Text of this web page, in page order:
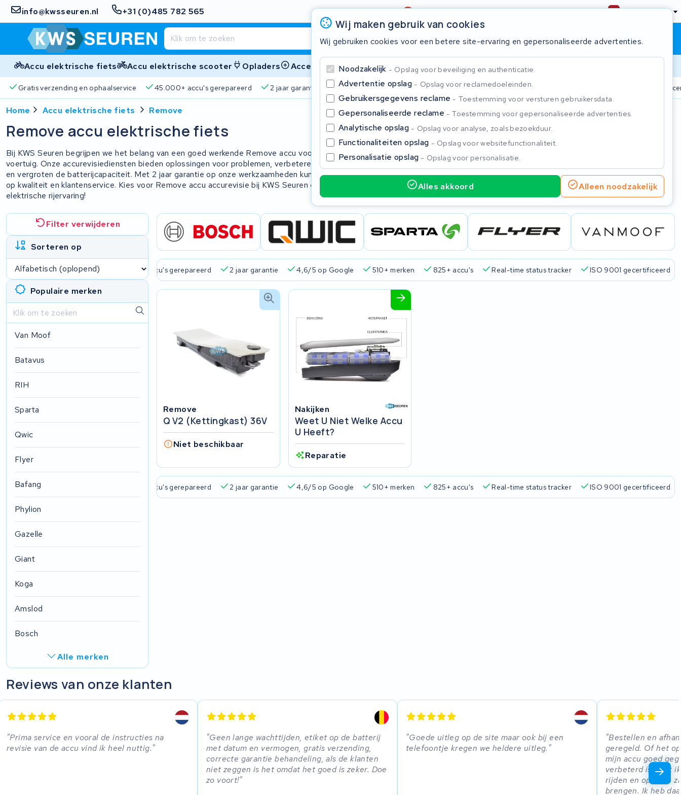
info@kwsseuren.nl +31 (0)485 782 565 Beoordeling4,6/5 Nederland
Winkelwagen Inloggen
Accu elektrische fiets Accu elektrische scooter Opladers Accessoires
Gratis verzending en ophaalservice 45.000+ accu's gerepareerd 2 jaar garantie 4,6/5 op Google 510+ merken 825+ accu's Real-time status tracker ISO 9001
Wij maken gebruik van cookies
Wij gebruiken cookies voor een betere site-ervaring en gepersonaliseerde advertenties.
Noodzakelijk Opslag voor beveiliging en authenticatie.
Advertentie opslag Opslag voor reclamedoeleinden.
Gebruikersgegevens reclame Toestemming voor versturen gebruikersdata.
Gepersonaliseerde reclame Toestemming voor gepersonaliseerde advertenties.
Analytische opslag Opslag voor analyse, zoals bezoekduur.
Functionaliteiten opslag Opslag voor websitefunctionaliteit.
Personalisatie opslag Opslag voor personalisatie.
Alles akkoord Alleen noodzakelijk
Home Accu elektrische fiets Remove
Remove accu elektrische fiets
Bij KWS Seuren begrijpen we het belang van een goed werkende Remove accu voor je elektrische
voertuig. Onze accurevisiediensten bieden oplossingen voor problemen, verbeteren de prestaties
en vergroten de batterijcapaciteit. Met 2 jaar garantie op onze werkzaamheden kun je vertrouwen
op kwaliteit en klantenservice. Kies voor Remove accu accurevisie bij KWS Seuren en verbeter je
elektrische rijervaring!
Filter verwijderen
Sorteren op
Populaire merken
Van Moof
Batavus
RIH
Sparta
Qwic
Flyer
Bafang
Phylion
Gazelle
Giant
Koga
Amslod
Bosch
Alle merken
R.A.T. Holland
SociBike
en ophaalservice 45.000+ accu's gerepareerd 2 jaar garantie 4,6/5 op Google 510+ merken 825+ accu's Real-time status tracker ISO 9001 gecertificeerd
Remove
Q V2 (kettingkast) 36V
Niet beschikbaar
Nakijken
Weet U Niet Welke Accu
U Heeft?
Reparatie
en ophaalservice 45.000+ accu's gerepareerd 2 jaar garantie 4,6/5 op Google 510+ merken 825+ accu's Real-time status tracker ISO 9001 gecertificeerd
Reviews van onze klanten
Prima service en vooral de instructies na
revisie van de accu vind ik heel nuttig.
Geen lange wachttijden, etiket op de batterij
met datum en vermogen, gratis verzending,
correcte garantie behandeling, als de klanten
niet zeggen is het omdat het goed is zeker. Doe
zo voort!
Goede uitleg op de site maar ook bij een
telefoontje kregen we heldere uitleg.
Bestellen en
geregeld. Of het
mijn accu goed
verbeterd is weet
rijden en opladen
brengen. Ik heb
Sluiten
Begin te typen in de zoekbalk om te zoeken